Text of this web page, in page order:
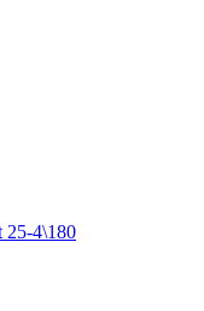
25-4\180